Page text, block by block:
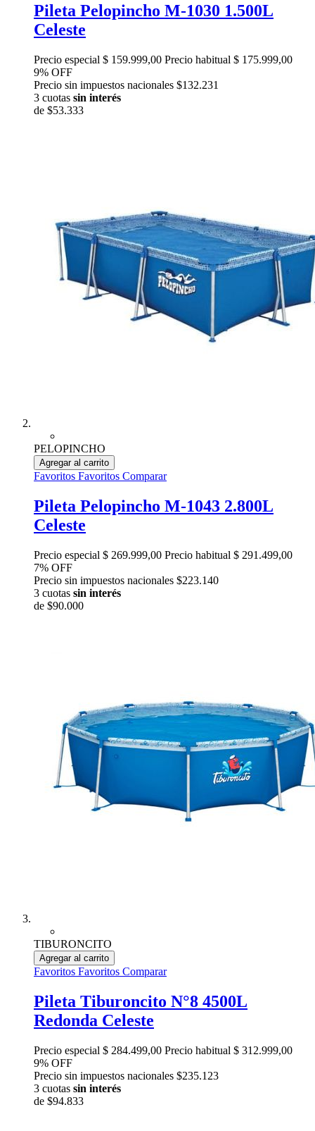
Pileta Pelopincho M-1030 1.500L
Celeste
Precio especial $ 159.999,00 Precio habitual $ 175.999,00
9% OFF
Precio sin impuestos nacionales $132.231
3 cuotas sin interés
de $53.333
PELOPINCHO
Agregar al carrito
Favoritos Favoritos Comparar
Pileta Pelopincho M-1043 2.800L
Celeste
Precio especial $ 269.999,00 Precio habitual $ 291.499,00
7% OFF
Precio sin impuestos nacionales $223.140
3 cuotas sin interés
de $90.000
TIBURONCITO
Agregar al carrito
Favoritos Favoritos Comparar
Pileta Tiburoncito N°8 4500L
Redonda Celeste
Precio especial $ 284.499,00 Precio habitual $ 312.999,00
9% OFF
Precio sin impuestos nacionales $235.123
3 cuotas sin interés
de $94.833